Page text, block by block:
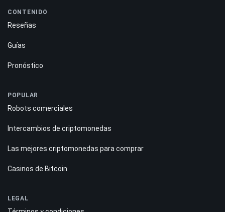
CONTENIDO
Reseñas
Guías
Pronóstico
POPULAR
Robots comerciales
Intercambios de criptomonedas
Las mejores criptomonedas para comprar
Casinos de Bitcoin
LEGAL